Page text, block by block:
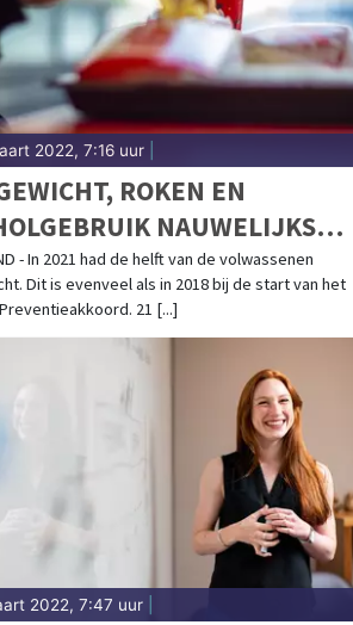
nieuws over het weer in de
2022, 7:16 uur|
ROKEN EN
NAUWELIJKS
SINDS 2018
- In 2021 had de helft van de volwassenen
Dit is evenveel als in 2018 bij de start van het
21 [...]
2022, 7:47 uur|